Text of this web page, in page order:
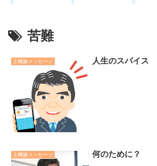
苦難
上機嫌メッセージ 人生のスパイス
上機嫌メッセージ 何のために？